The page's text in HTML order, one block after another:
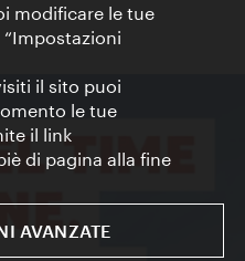
modificare le tue
il sito puoi
le tue
il link
di pagina alla fine
AVANZATE